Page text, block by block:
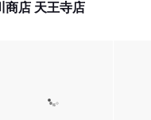
商店 天王寺店